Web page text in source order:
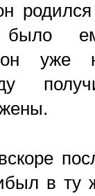
он уже
в ту